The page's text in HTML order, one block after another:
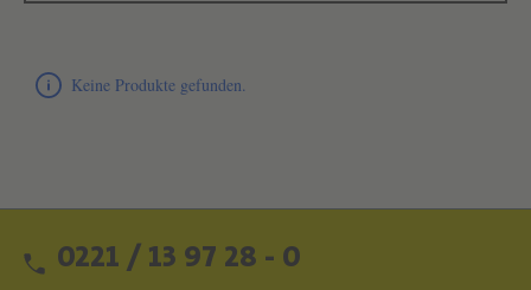
Keine Produkte gefunden.
0221 / 13 97 28 - 0